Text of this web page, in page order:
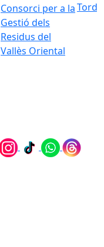
Consorci per a la
Gestió dels
Residus del
Vallès Oriental